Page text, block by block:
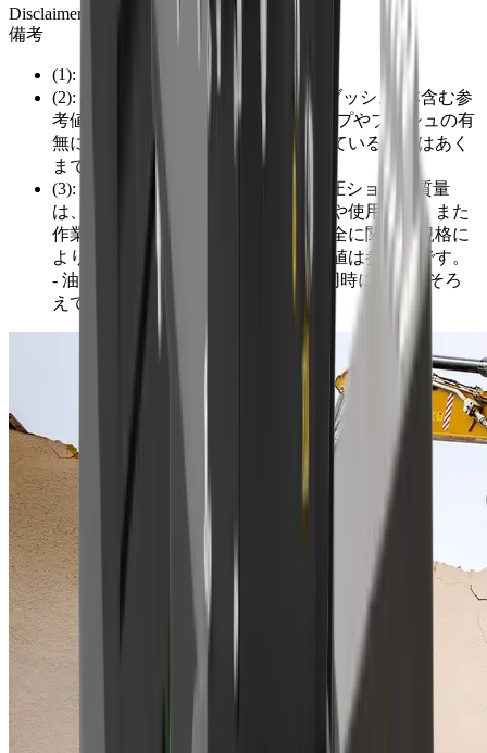
Disclaimer notes
備考
(1): 本体質量 (ブラケット除く)
(2): 総質量 (ブラケット、ピン2本、ブッシュ4本含む参
考値)。総質量は、ブラケットのタイプやブッシュの有
無により異なりますので、表示されている数値はあく
までも参考値です。
(3): 推奨油圧ショベル質量。 推奨油圧ショベル質量
は、油圧ショベル等建設機械の仕様や使用用途、また
作業内容や作業対象物、さらには安全に関する規格に
より異なります。表示されている数値は参考値です。
- 油圧設定の最小流量と最小圧力は同時に目盛をそろ
えてください